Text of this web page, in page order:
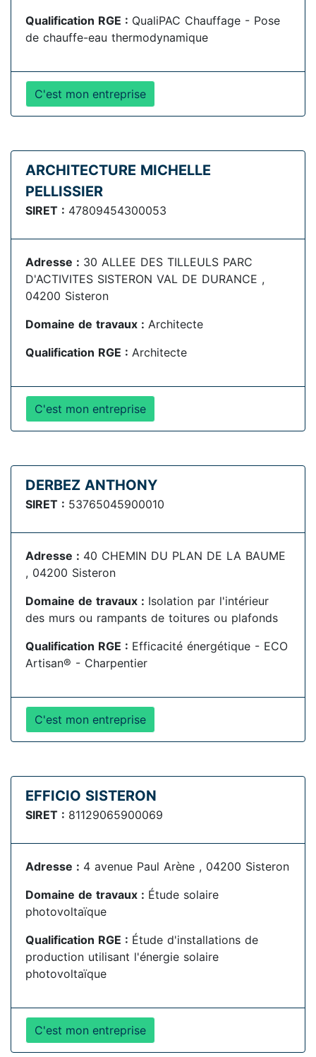
Qualification RGE : QualiPAC Chauffage - Pose
de chauffe-eau thermodynamique
C'est mon entreprise
ARCHITECTURE MICHELLE
PELLISSIER
SIRET : 47809454300053
Adresse : 30 ALLEE DES TILLEULS PARC
D'ACTIVITES SISTERON VAL DE DURANCE ,
04200 Sisteron
Domaine de travaux : Architecte
Qualification RGE : Architecte
C'est mon entreprise
DERBEZ ANTHONY
SIRET : 53765045900010
Adresse : 40 CHEMIN DU PLAN DE LA BAUME
, 04200 Sisteron
Domaine de travaux : Isolation par l'intérieur
des murs ou rampants de toitures ou plafonds
Qualification RGE : Efficacité énergétique - ECO
Artisan® - Charpentier
C'est mon entreprise
EFFICIO SISTERON
SIRET : 81129065900069
Adresse : 4 avenue Paul Arène , 04200 Sisteron
Domaine de travaux : Étude solaire
photovoltaïque
Qualification RGE : Étude d'installations de
production utilisant l'énergie solaire
photovoltaïque
C'est mon entreprise